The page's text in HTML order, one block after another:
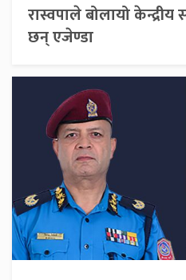
रास्वपाले बोलायो
छन् एजेण्डा